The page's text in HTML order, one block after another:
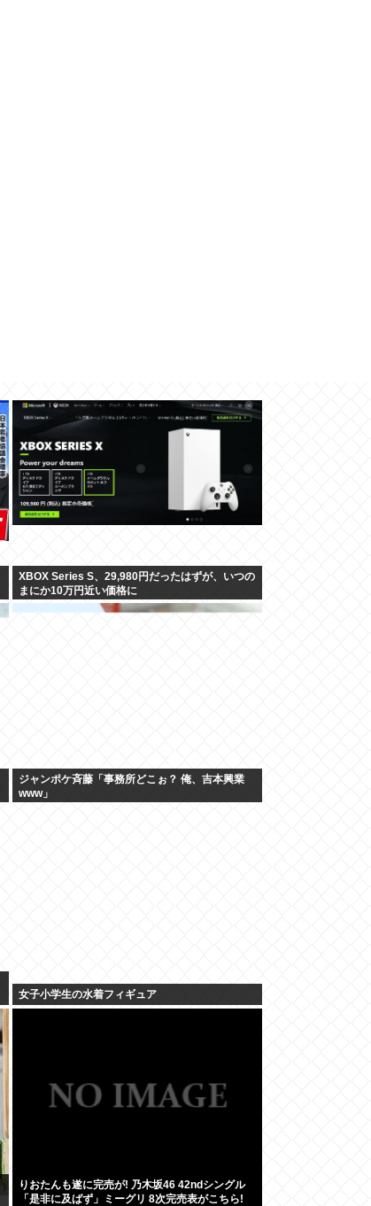
XBOX Series S、29,980円だったはずが、いつの
まにか10万円近い価格に
ジャンポケ斉藤「事務所どこぉ？ 俺、吉本興業
www」
女子小学生の水着フィギュア
りおたんも遂に完売が! 乃木坂46 42ndシングル
「是非に及ばず」ミーグリ 8次完売表がこちら!